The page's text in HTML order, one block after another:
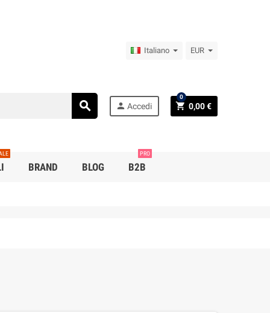
Italiano EUR
search person Accedi shopping_cart 0,00 €
0
BRAND BLOG B2B
PRO